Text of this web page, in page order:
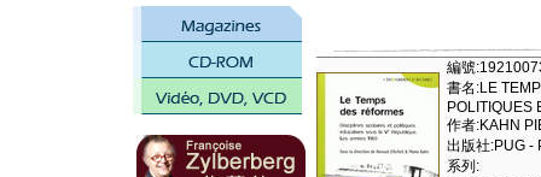
編號
書名:LE
POLITIQUES
作者:KAHN
出版社:PUG -
系列: